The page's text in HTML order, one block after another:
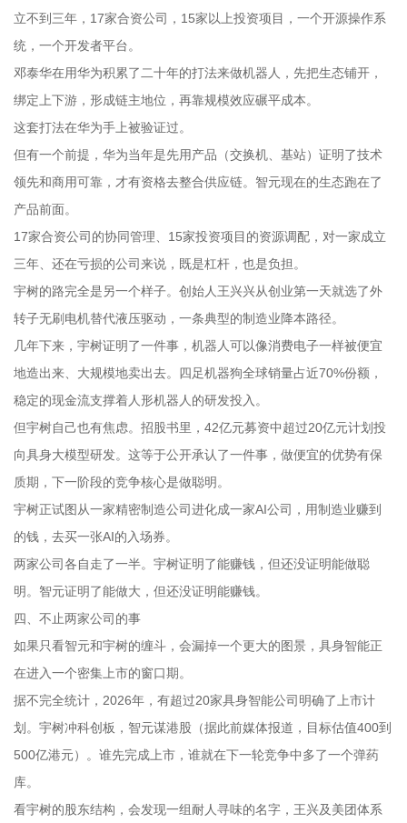
立不到三年，17家合资公司，15家以上投资项目，一个开源操作系
统，一个开发者平台。
邓泰华在用华为积累了二十年的打法来做机器人，先把生态铺开，
绑定上下游，形成链主地位，再靠规模效应碾平成本。
这套打法在华为手上被验证过。
但有一个前提，华为当年是先用产品（交换机、基站）证明了技术
领先和商用可靠，才有资格去整合供应链。智元现在的生态跑在了
产品前面。
17家合资公司的协同管理、15家投资项目的资源调配，对一家成立
三年、还在亏损的公司来说，既是杠杆，也是负担。
宇树的路完全是另一个样子。创始人王兴兴从创业第一天就选了外
转子无刷电机替代液压驱动，一条典型的制造业降本路径。
几年下来，宇树证明了一件事，机器人可以像消费电子一样被便宜
地造出来、大规模地卖出去。四足机器狗全球销量占近70%份额，
稳定的现金流支撑着人形机器人的研发投入。
但宇树自己也有焦虑。招股书里，42亿元募资中超过20亿元计划投
向具身大模型研发。这等于公开承认了一件事，做便宜的优势有保
质期，下一阶段的竞争核心是做聪明。
宇树正试图从一家精密制造公司进化成一家AI公司，用制造业赚到
的钱，去买一张AI的入场券。
两家公司各自走了一半。宇树证明了能赚钱，但还没证明能做聪
明。智元证明了能做大，但还没证明能赚钱。
四、不止两家公司的事
如果只看智元和宇树的缠斗，会漏掉一个更大的图景，具身智能正
在进入一个密集上市的窗口期。
据不完全统计，2026年，有超过20家具身智能公司明确了上市计
划。宇树冲科创板，智元谋港股（据此前媒体报道，目标估值400到
500亿港元）。谁先完成上市，谁就在下一轮竞争中多了一个弹药
库。
看宇树的股东结构，会发现一组耐人寻味的名字，王兴及美团体系